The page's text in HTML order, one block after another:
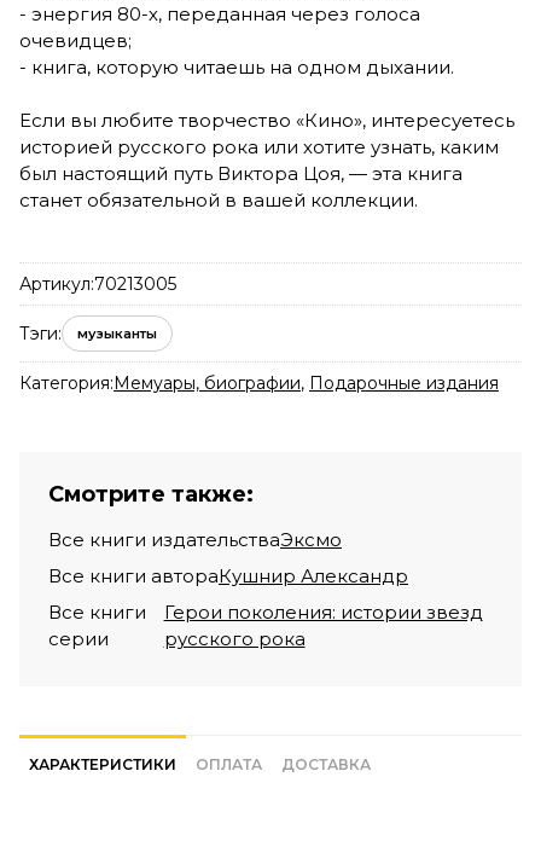
- энергия 80-х, переданная через голоса
очевидцев;
- книга, которую читаешь на одном дыхании.
Если вы любите творчество «Кино», интересуетесь
историей русского рока или хотите узнать, каким
был настоящий путь Виктора Цоя, — эта книга
станет обязательной в вашей коллекции.
Артикул:70213005
Тэги: музыканты
Категория:Мемуары, биографии, Подарочные издания
Смотрите также:
Все книги издательстваЭксмо
Все книги автораКушнир Александр
Все книги
серии
Герои поколения: истории звезд
русского рока
ХАРАКТЕРИСТИКИ ОПЛАТА ДОСТАВКА